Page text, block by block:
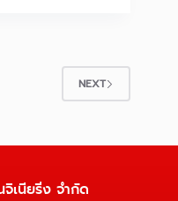
NEXT
เนียริ่ง จำกัด